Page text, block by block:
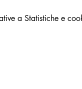
a Statistiche e